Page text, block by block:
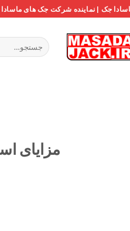
جک | نماینده شرکت جک های ماسادا
جستجو
برای:
مزایای